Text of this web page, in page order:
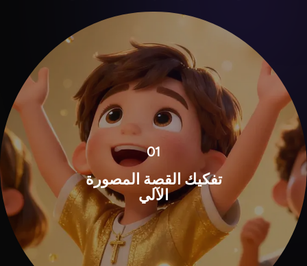
01
تفكيك القصة المصورة
الآلي